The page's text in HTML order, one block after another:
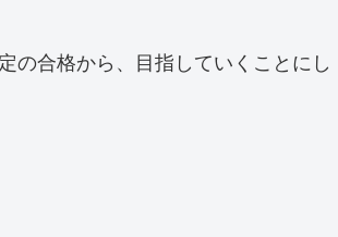
の合格から、目指していくことにし